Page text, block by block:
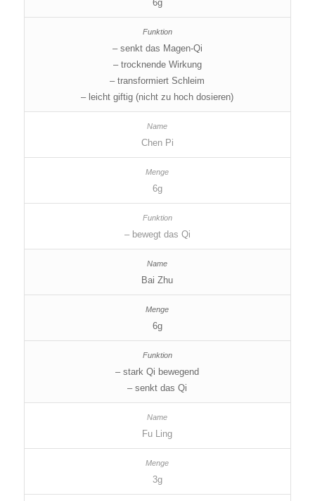
6g
– senkt das Magen-Qi
– trocknende Wirkung
– transformiert Schleim
– leicht giftig (nicht zu hoch dosieren)
Chen Pi
6g
– bewegt das Qi
Bai Zhu
6g
– stark Qi bewegend
– senkt das Qi
Fu Ling
3g